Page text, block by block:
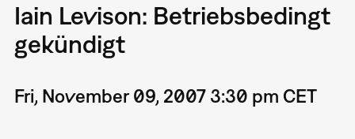
Iain Levison: Betriebsbedingt
gekündigt
Fri, November 09, 2007 3:30 pm CET